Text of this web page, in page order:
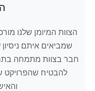
הצוות המיומן שלנו
שמביאים איתם
חבר בצוות מתמחה
להבטיח שהפרויקט